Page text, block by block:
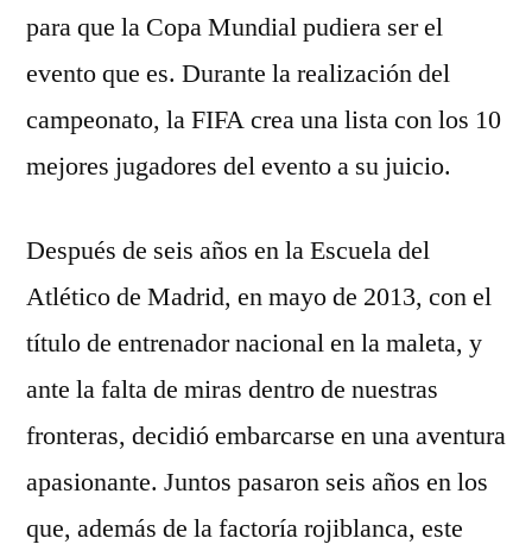
para que la Copa Mundial pudiera ser el
evento que es. Durante la realización del
campeonato, la FIFA crea una lista con los 10
mejores jugadores del evento a su juicio.
Después de seis años en la Escuela del
Atlético de Madrid, en mayo de 2013, con el
título de entrenador nacional en la maleta, y
ante la falta de miras dentro de nuestras
fronteras, decidió embarcarse en una aventura
apasionante. Juntos pasaron seis años en los
que, además de la factoría rojiblanca, este